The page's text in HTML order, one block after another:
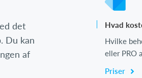
det
Du kan
af
Hvad
Hvilke
eller PRO
Priser